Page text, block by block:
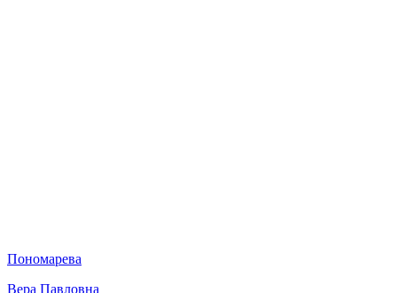
Пономарева
Вера Павловна